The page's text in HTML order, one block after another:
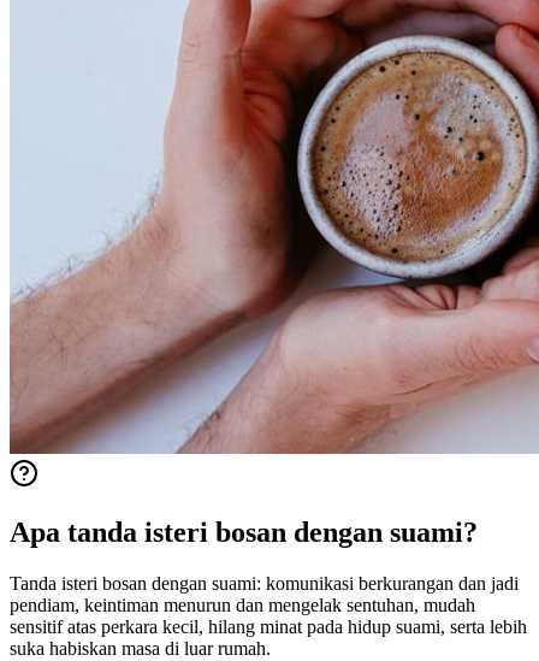
Apa tanda isteri bosan dengan suami?
Tanda isteri bosan dengan suami: komunikasi berkurangan dan jadi
pendiam, keintiman menurun dan mengelak sentuhan, mudah
sensitif atas perkara kecil, hilang minat pada hidup suami, serta lebih
suka habiskan masa di luar rumah.